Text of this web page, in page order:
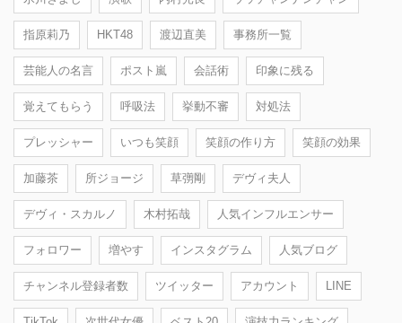
指原莉乃 HKT48 渡辺直美 事務所一覧
芸能人の名言 ポスト嵐 会話術 印象に残る
覚えてもらう 呼吸法 挙動不審 対処法
プレッシャー いつも笑顔 笑顔の作り方 笑顔の効果
加藤茶 所ジョージ 草彅剛 デヴィ夫人
デヴィ・スカルノ 木村拓哉 人気インフルエンサー
フォロワー 増やす インスタグラム 人気ブログ
チャンネル登録者数 ツイッター アカウント LINE